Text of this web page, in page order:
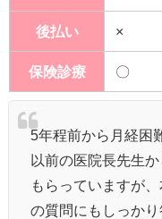
後払い ×
保険診療 〇
5年程前から月経困
以前の医院長先生
もらっていますが
の質問にもしっかり